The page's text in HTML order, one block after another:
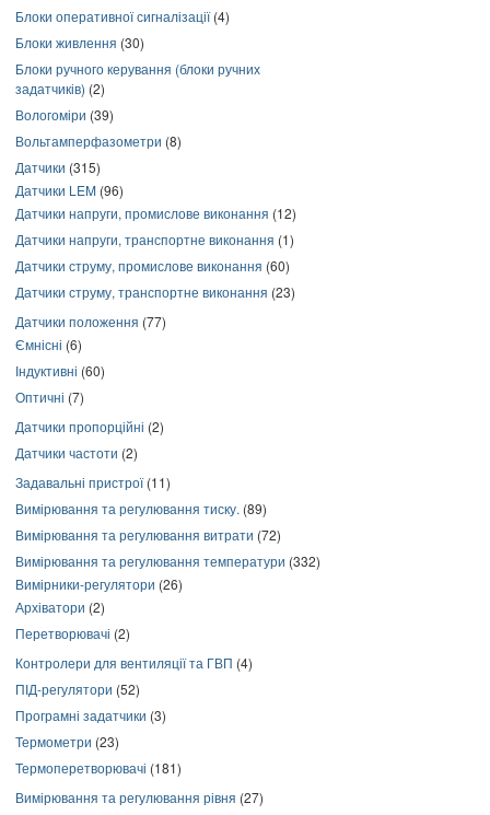
Блоки оперативної сигналізації(4)
Блоки живлення (30)
Блоки ручного керування (блоки ручних
задатчиків) (2)
Вологоміри (39)
Вольтамперфазометри (8)
Датчики (315)
Датчики LEM (96)
Датчики напруги, промислове виконання (12)
Датчики напруги, транспортне виконання (1)
Датчики струму, промислове виконання (60)
Датчики струму, транспортне виконання (23)
Датчики положення (77)
Ємнісні (6)
Індуктивні (60)
Оптичні (7)
Датчики пропорційні (2)
Датчики частоти (2)
Задавальні пристрої(11)
Вимірювання та регулювання тиску. (89)
Вимірювання та регулювання витрати (72)
Вимірювання та регулювання температури (332)
Вимірники-регулятори (26)
Архіватори (2)
Перетворювачі (2)
Контролери для вентиляції та ГВП (4)
ПІД-регулятори (52)
Програмні задатчики (3)
Термометри (23)
Термоперетворювачі (181)
Вимірювання та регулювання рівня (27)